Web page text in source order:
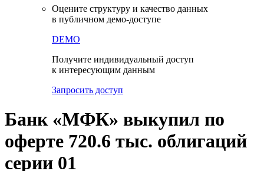
Готовые модули интеграции
Документация
в публичном демо-доступе
Банк «МФК» выкупил по